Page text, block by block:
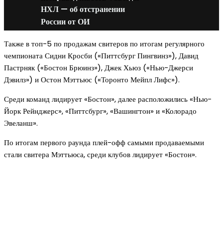
НХЛ — об отстранении
России от ОИ
Также в топ-5 по продажам свитеров по итогам регулярного
чемпионата Сидни Кросби («Питтсбург Пингвинз»), Давид
Пастрняк («Бостон Брюинз»), Джек Хьюз («Нью-Джерси
Дэвилз») и Остон Мэттьюс («Торонто Мейпл Лифс»).
Среди команд лидирует «Бостон», далее расположились «Нью-
Йорк Рейнджерс», «Питтсбург», «Вашингтон» и «Колорадо
Эвеланш».
По итогам первого раунда плей-офф самыми продаваемыми
стали свитера Мэттьюса, среди клубов лидирует «Бостон».